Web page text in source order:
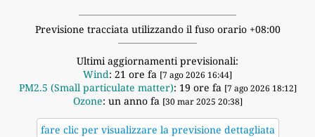
Previsione tracciata utilizzando il fuso orario +08:00
Ultimi aggiornamenti previsionali:
Wind: 21 ore fa [7 ago 2026 16:44]
PM2.5 (Small particulate matter): 19 ore fa [7 ago 2026 18:12]
Ozone: un anno fa [30 mar 2025 20:38]
fare clic per visualizzare la previsione dettagliata